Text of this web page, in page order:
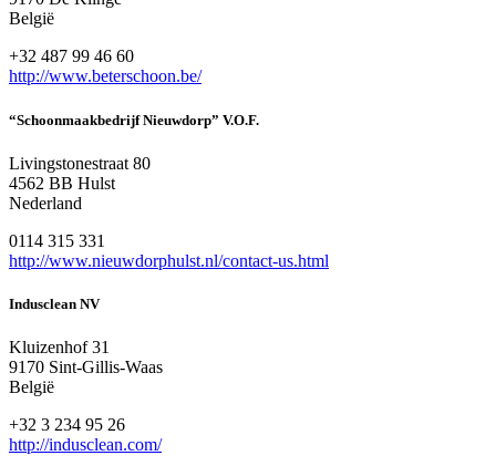
België
+32 487 99 46 60
http://www.beterschoon.be/
“Schoonmaakbedrijf Nieuwdorp” V.O.F.
Livingstonestraat 80
4562 BB Hulst
Nederland
0114 315 331
http://www.nieuwdorphulst.nl/contact-us.html
Indusclean NV
Kluizenhof 31
9170 Sint-Gillis-Waas
België
+32 3 234 95 26
http://indusclean.com/